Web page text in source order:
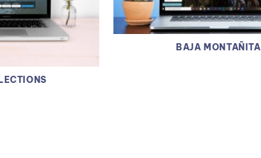
BAJA MONTAÑITA